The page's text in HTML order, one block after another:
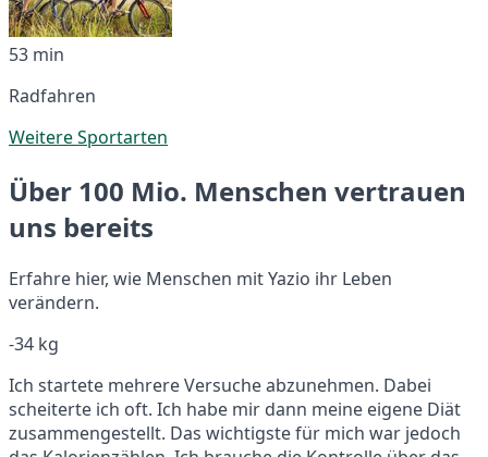
53 min
Radfahren
Weitere Sportarten
Über 100 Mio. Menschen vertrauen
uns bereits
Erfahre hier, wie Menschen mit Yazio ihr Leben
verändern.
-34 kg
Ich startete mehrere Versuche abzunehmen. Dabei
scheiterte ich oft. Ich habe mir dann meine eigene Diät
zusammengestellt. Das wichtigste für mich war jedoch